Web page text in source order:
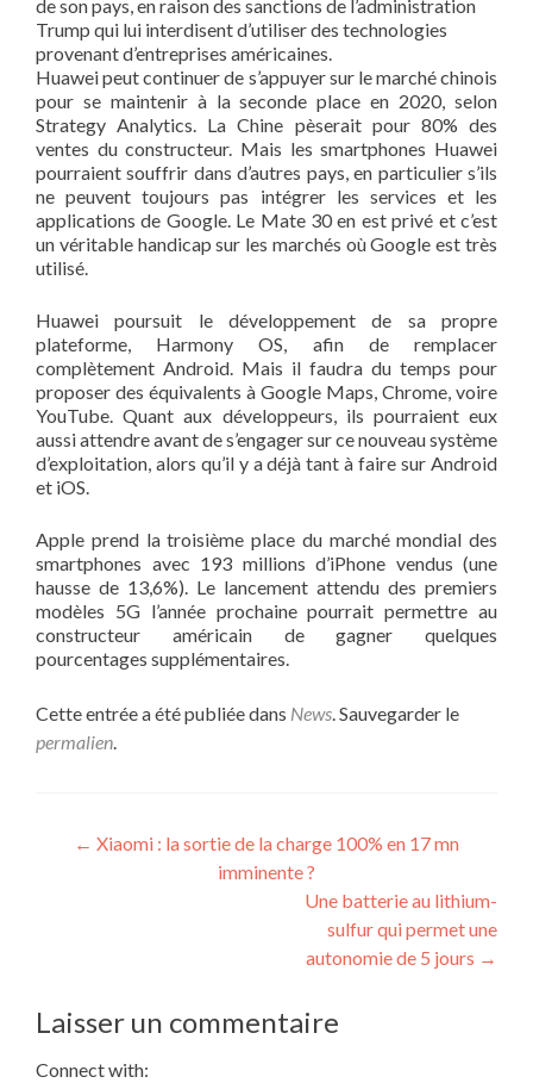
de son pays, en raison des sanctions de l’administration
Trump qui lui interdisent d’utiliser des technologies
provenant d’entreprises américaines.
Huawei peut continuer de s’appuyer sur le marché chinois
pour se maintenir à la seconde place en 2020, selon
Strategy Analytics. La Chine pèserait pour 80% des
ventes du constructeur. Mais les smartphones Huawei
pourraient souffrir dans d’autres pays, en particulier s’ils
ne peuvent toujours pas intégrer les services et les
applications de Google. Le Mate 30 en est privé et c’est
un véritable handicap sur les marchés où Google est très
utilisé.
Huawei poursuit le développement de sa propre
plateforme, Harmony OS, afin de remplacer
complètement Android. Mais il faudra du temps pour
proposer des équivalents à Google Maps, Chrome, voire
YouTube. Quant aux développeurs, ils pourraient eux
aussi attendre avant de s’engager sur ce nouveau système
d’exploitation, alors qu’il y a déjà tant à faire sur Android
et iOS.
Apple prend la troisième place du marché mondial des
smartphones avec 193 millions d’iPhone vendus (une
hausse de 13,6%). Le lancement attendu des premiers
modèles 5G l’année prochaine pourrait permettre au
constructeur américain de gagner quelques
pourcentages supplémentaires.
Cette entrée a été publiée dans News. Sauvegarder le
permalien.
Navigation
← Xiaomi : la sortie de la charge 100% en 17 mn
imminente ?
Une batterie au lithium-
sulfur qui permet une
autonomie de 5 jours →
Laisser un commentaire
Connect with: